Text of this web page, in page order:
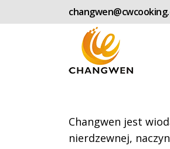
Changwen jest
nierdzewnej,